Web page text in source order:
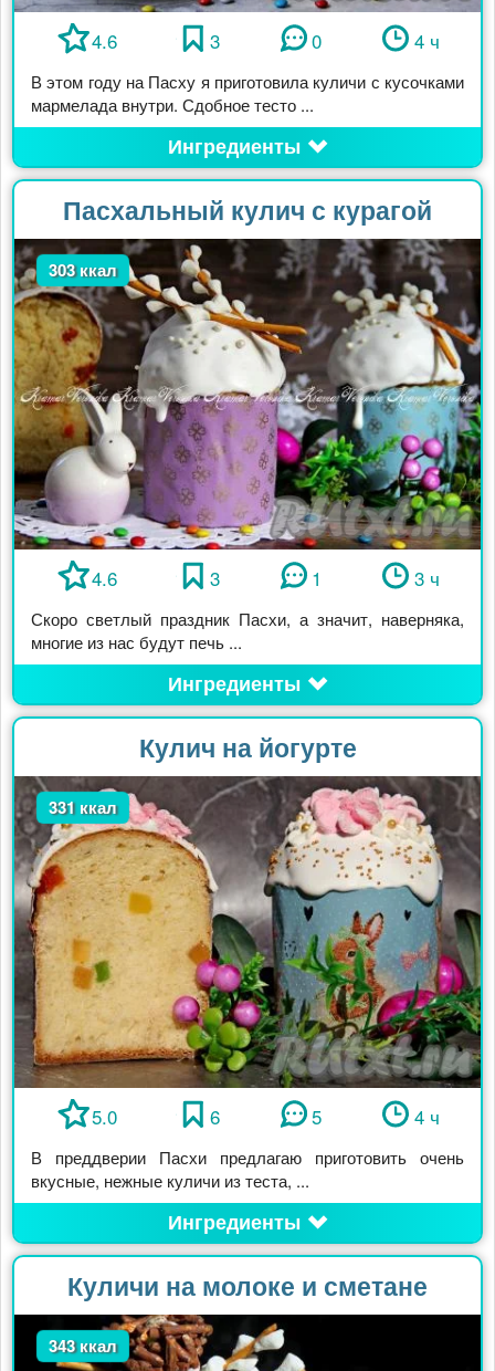
4.6 3 0 4 ч
В этом году на Пасху я приготовила куличи с кусочками
мармелада внутри. Сдобное тесто ...
Ингредиенты
Пасхальный кулич с курагой
303 ккал
4.6 3 1 3 ч
Скоро светлый праздник Пасхи, а значит, наверняка,
многие из нас будут печь ...
Ингредиенты
Кулич на йогурте
331 ккал
5.0 6 5 4 ч
В преддверии Пасхи предлагаю приготовить очень
вкусные, нежные куличи из теста, ...
Ингредиенты
Куличи на молоке и сметане
343 ккал